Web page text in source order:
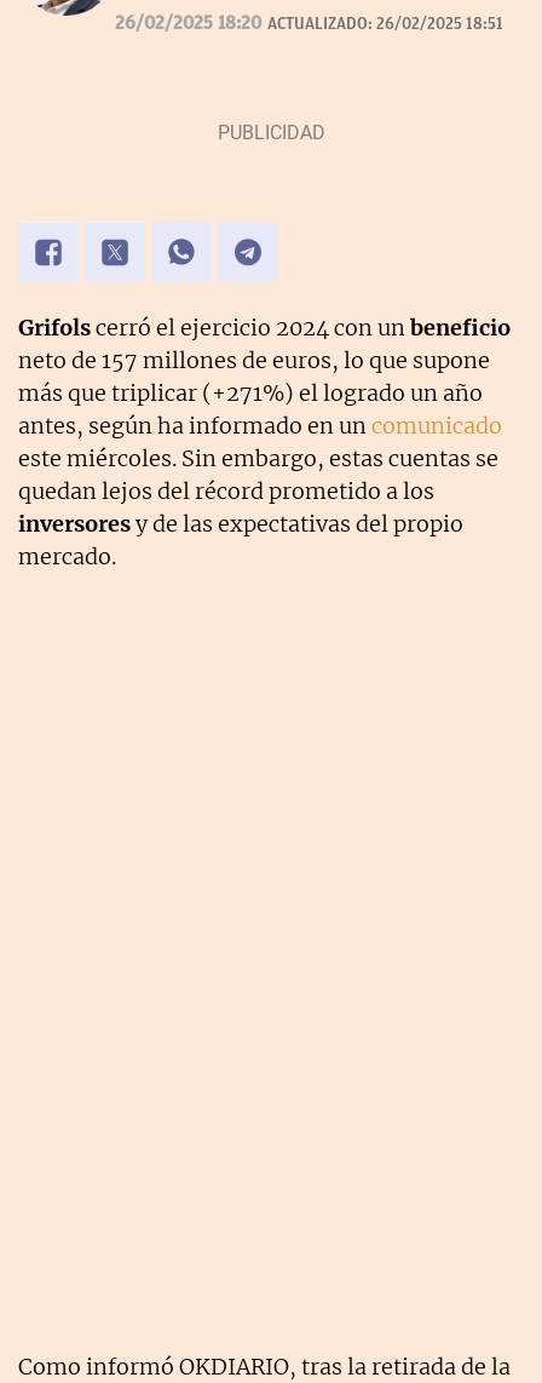
Confidencial y dirigió Bolsamanía. Autor de ‘De los
Borbones a los Botines’.
26/02/2025 18:20 ACTUALIZADO: 26/02/2025 18:51
Grifolscerró el ejercicio 2024 con unbeneficio
neto de 157 millones de euros, lo que supone
más que triplicar (+271%) el logrado un año
antes, según ha informado en uncomunicado
este miércoles. Sin embargo, estas cuentas se
quedan lejos del récord prometido a los
inversoresy de las expectativas del propio
mercado.
Como informó OKDIARIO, tras la retirada de la